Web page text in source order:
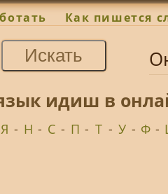
Как пишется
идиш в
Я - Н - С - П - Т - У - Ф -